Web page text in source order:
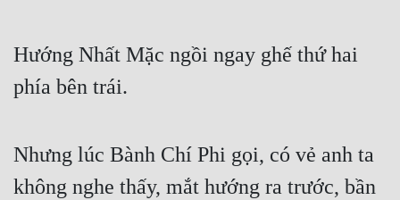
Hướng Nhất Mặc ngồi ngay ghế thứ hai
phía bên trái.
Nhưng lúc Bành Chí Phi gọi, có vẻ anh ta
không nghe thấy, mắt hướng ra trước, bần